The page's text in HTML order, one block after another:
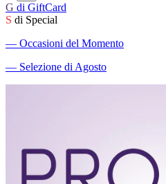
G di GiftCard
S di Special
― Occasioni del Momento
― Selezione di Agosto